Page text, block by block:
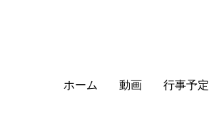
ホーム 動画 行事予定